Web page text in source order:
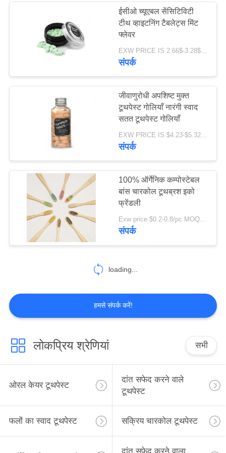
च्यूएबल टूथपेस्ट टैबलेट
28
दांत सफेद करने की
गोलियां
42
ओरल केयर माउथवॉश
25
ओरल केयर टूथब्रश
88
ईसीओ च्यूएबल सेंसिटिविटी
टीथ व्हाइटनिंग टैबलेट्स मिंट
फ्लेवर
संपर्क
जीवाणुरोधी अपशिष्ट मुक्त
टूथपेस्ट गोलियाँ नारंगी स्वाद
सतत टूथपेस्ट गोलियाँ
EXW PRICE IS $4.23-$5.32/BOTTLE MOQ:100 पीसी / बोतल * 100 बोतल
संपर्क
100% ऑर्गेनिक कम्पोस्टेबल
बांस चारकोल टूथब्रश इको
फ्रेंडली
Exw price $0.2-0.8/pc MOQ:100 पीसी
संपर्क
loading...
हमसे संपर्क करें!
लोकप्रिय श्रेणियां सभी
ओरल केयर टूथपेस्ट
दांत सफेद करने वाले
टूथपेस्ट
फलों का स्वाद टूथपेस्ट सक्रिय चारकोल टूथपेस्ट